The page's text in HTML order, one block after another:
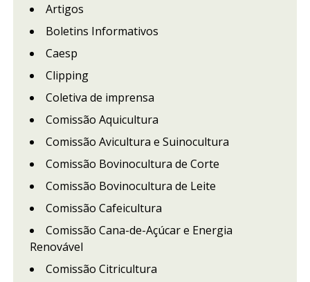
Artigos
Boletins Informativos
Caesp
Clipping
Coletiva de imprensa
Comissão Aquicultura
Comissão Avicultura e Suinocultura
Comissão Bovinocultura de Corte
Comissão Bovinocultura de Leite
Comissão Cafeicultura
Comissão Cana-de-Açúcar e Energia
Renovável
Comissão Citricultura